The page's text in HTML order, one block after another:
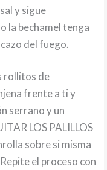
y sigue
la bechamel tenga
del fuego.
rollitos de
frente a ti y
serrano y un
LOS PALILLOS
sobre si misma
el proceso con